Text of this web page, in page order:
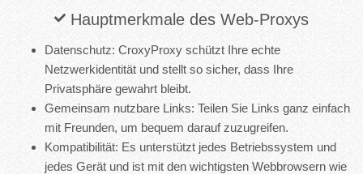
Hauptmerkmale des Web-Proxys
Datenschutz: CroxyProxy schützt Ihre echte
Netzwerkidentität und stellt so sicher, dass Ihre
Privatsphäre gewahrt bleibt.
Gemeinsam nutzbare Links: Teilen Sie Links ganz einfach
mit Freunden, um bequem darauf zuzugreifen.
Kompatibilität: Es unterstützt jedes Betriebssystem und
jedes Gerät und ist mit den wichtigsten Webbrowsern wie